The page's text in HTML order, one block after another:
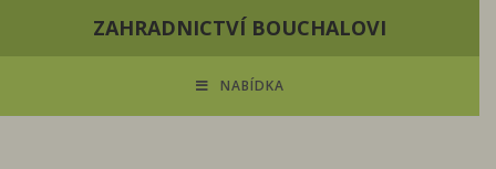
ZAHRADNICTVÍ BOUCHALOVI
NABÍDKA